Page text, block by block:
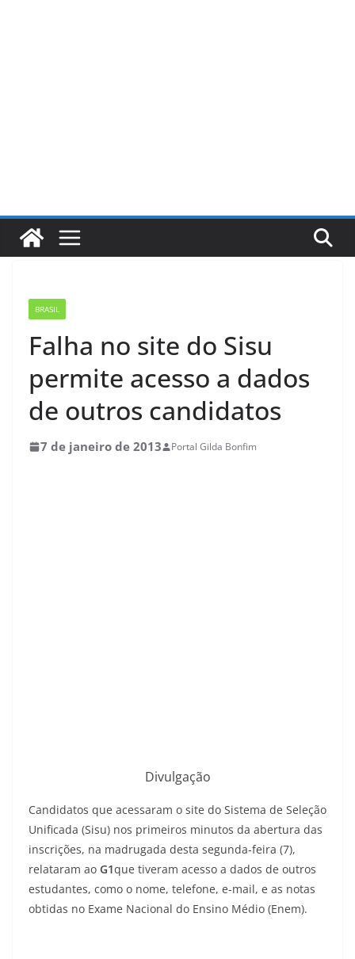
BRASIL
Falha no site do Sisu
permite acesso a dados
de outros candidatos
7 de janeiro de 2013 Portal Gilda Bonfim
Divulgação
Candidatos que acessaram o site do Sistema de Seleção
Unificada (Sisu) nos primeiros minutos da abertura das
inscrições, na madrugada desta segunda-feira (7),
relataram ao G1que tiveram acesso a dados de outros
estudantes, como o nome, telefone, e-mail, e as notas
obtidas no Exame Nacional do Ensino Médio (Enem).